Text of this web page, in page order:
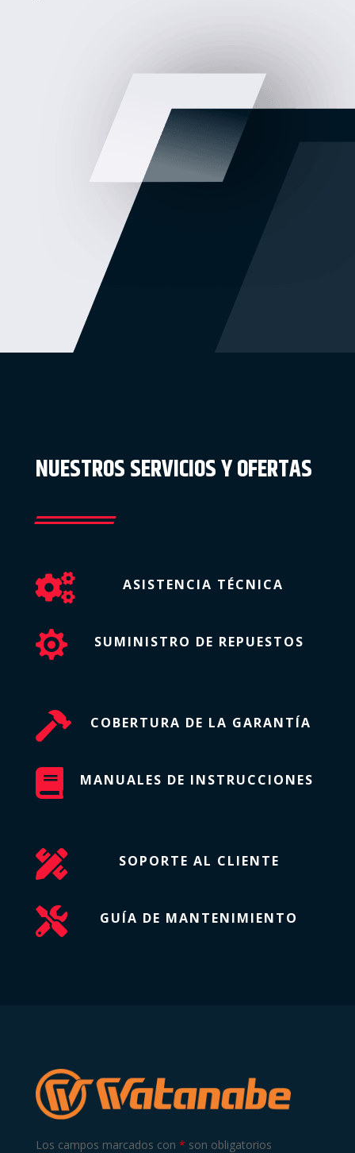
NUESTROS SERVICIOS Y OFERTAS
 ASISTENCIA TÉCNICA
 SUMINISTRO DE REPUESTOS
 COBERTURA DE LA GARANTÍA
 MANUALES DE INSTRUCCIONES
 SOPORTE AL CLIENTE
 GUÍA DE MANTENIMIENTO
Los campos marcados con * son obligatorios